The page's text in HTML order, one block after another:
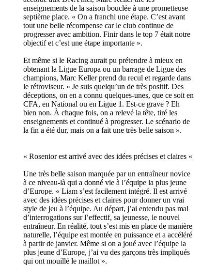
enseignements de la saison bouclée à une prometteuse
septième place. « On a franchi une étape. C’est avant
tout une belle récompense car le club continue de
progresser avec ambition. Finir dans le top 7 était notre
objectif et c’est une étape importante ».
Et même si le Racing aurait pu prétendre à mieux en
obtenant la Ligue Europa ou un barrage de Ligue des
champions, Marc Keller prend du recul et regarde dans
le rétroviseur. « Je suis quelqu’un de très positif. Des
déceptions, on en a connu quelques-unes, que ce soit en
CFA, en National ou en Ligue 1. Est-ce grave ? Eh
bien non. À chaque fois, on a relevé la tête, tiré les
enseignements et continué à progresser. Le scénario de
la fin a été dur, mais on a fait une très belle saison ».
« Rosenior est arrivé avec des idées précises et claires «
Une très belle saison marquée par un entraîneur novice
à ce niveau-là qui a donné vie à l’équipe la plus jeune
d’Europe. « Liam s’est facilement intégré. Il est arrivé
avec des idées précises et claires pour donner un vrai
style de jeu à l’équipe. Au départ, j’ai entendu pas mal
d’interrogations sur l’effectif, sa jeunesse, le nouvel
entraîneur. En réalité, tout s’est mis en place de manière
naturelle, l’équipe est montée en puissance et a accéléré
à partir de janvier. Même si on a joué avec l’équipe la
plus jeune d’Europe, j’ai vu des garçons très impliqués
qui ont mouillé le maillot ».